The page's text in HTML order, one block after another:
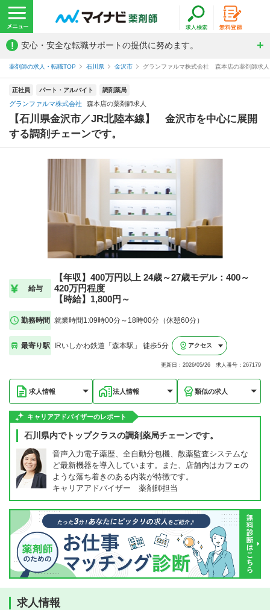
! 安心・安全な転職サポートの提供に努めます。
薬剤師の求人・転職TOP 石川県 金沢市 グランファルマ株式会社 森本店の薬剤師求人
正社員 パート・アルバイト 調剤薬局
グランファルマ株式会社 森本店の薬剤師求人
【石川県金沢市／JR北陸本線】 金沢市を中心に展開
する調剤チェーンです。
給与
【年収】400万円以上 24歳～27歳モデル：400～
420万円程度
【時給】1,800円～
勤務時間 就業時間1:09時00分～18時00分（休憩60分）
最寄り駅 IRいしかわ鉄道「森本駅」 徒歩5分 アクセス
更新日：2026/05/26 求人番号：267179
求人情報 法人情報 類似の求人
キャリアアドバイザーのレポート
石川県内でトップクラスの調剤薬局チェーンです。
音声入力電子薬歴、全自動分包機、散薬監査システムな
ど最新機器を導入しています。また、店舗内はカフェの
ような落ち着きのある内装が特徴です。
キャリアアドバイザー 薬剤師担当
求人情報